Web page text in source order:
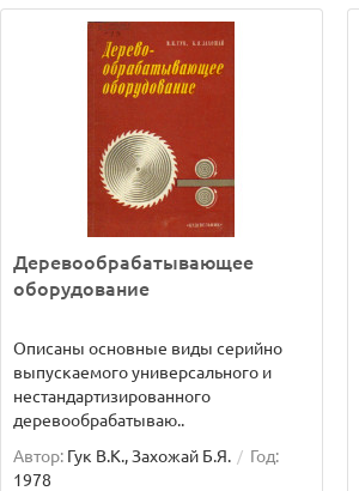
Деревообрабатывающее
оборудование
Описаны основные виды серийно
выпускаемого универсального и
нестандартизированного
деревообрабатываю..
Автор: Гук В.К., Захожай Б.Я.
Год:
1978